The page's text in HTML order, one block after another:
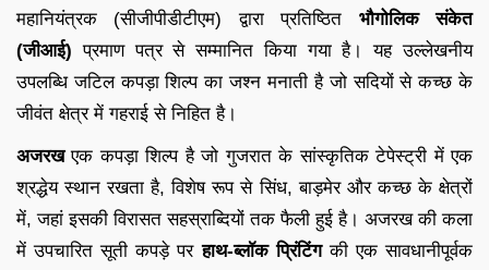
महानियंत्रक (सीजीपीडीटीएम) द्वारा प्रतिष्ठित भौगोलिक संकेत
(जीआई) प्रमाण पत्र से सम्मानित किया गया है। यह उल्लेखनीय
उपलब्धि जटिल कपड़ा शिल्प का जश्न मनाती है जो सदियों से कच्छ के
जीवंत क्षेत्र में गहराई से निहित है।
अजरखएक कपड़ा शिल्प है जो गुजरात के सांस्कृतिक टेपेस्ट्री में एक
श्रद्धेय स्थान रखता है, विशेष रूप से सिंध, बाड़मेर और कच्छ के क्षेत्रों
में, जहां इसकी विरासत सहस्राब्दियों तक फैली हुई है। अजरख की कला
में उपचारित सूती कपड़े परहाथ-ब्लॉक प्रिंटिंगकी एक सावधानीपूर्वक